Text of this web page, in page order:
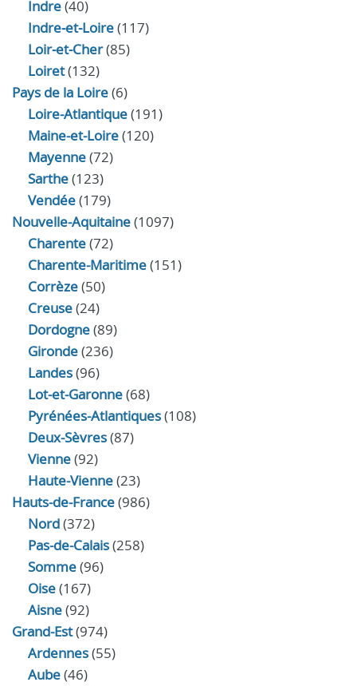
Indre(40)
Indre‑et‑Loire(117)
Loir‑et‑Cher(85)
Loiret(132)
Pays de la Loire(6)
Loire-Atlantique(191)
Maine-et-Loire(120)
Mayenne(72)
Sarthe(123)
Vendée(179)
Nouvelle-Aquitaine(1097)
Charente(72)
Charente-Maritime(151)
Corrèze(50)
Creuse(24)
Dordogne(89)
Gironde(236)
Landes(96)
Lot-et-Garonne(68)
Pyrénées-Atlantiques(108)
Deux-Sèvres(87)
Vienne(92)
Haute-Vienne(23)
Hauts-de-France(986)
Nord(372)
Pas-de-Calais(258)
Somme(96)
Oise(167)
Aisne(92)
Grand-Est(974)
Ardennes(55)
Aube(46)